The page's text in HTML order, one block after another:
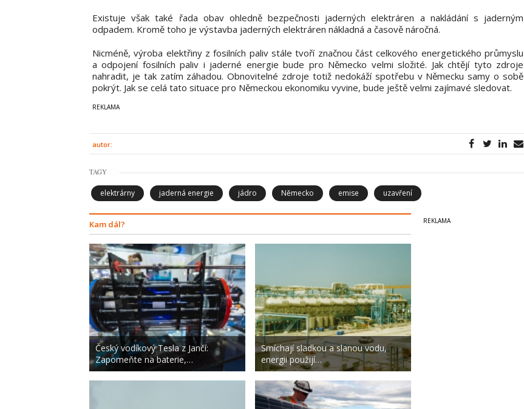
Existuje však také řada obav ohledně bezpečnosti jaderných elektráren a nakládání s jaderným
odpadem. Kromě toho je výstavba jaderných elektráren nákladná a časově náročná.
Nicméně, výroba elektřiny z fosilních paliv stále tvoří značnou část celkového energetického průmyslu
a odpojení fosilních paliv i jaderné energie bude pro Německo velmi složité. Jak chtějí tyto zdroje
nahradit, je tak zatím záhadou. Obnovitelné zdroje totiž nedokáží spotřebu v Německu samy o sobě
pokrýt. Jak se celá tato situace pro Německou ekonomiku vyvine, bude ještě velmi zajímavé sledovat.
autor:
TAGY
elektrárny jaderná energie jádro Německo emise uzavření
Kam dál?
Český vodíkový Tesla z Jančí:
Zapomeňte na baterie,…
Smíchají sladkou a slanou vodu,
energii použijí…